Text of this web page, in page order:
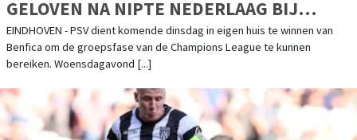
GELOVEN NA NIPTE NEDERLAAG BIJ
BENFICA
EINDHOVEN - PSV dient komende dinsdag in eigen huis te winnen van
Benfica om de groepsfase van de Champions League te kunnen
bereiken. Woensdagavond [...]